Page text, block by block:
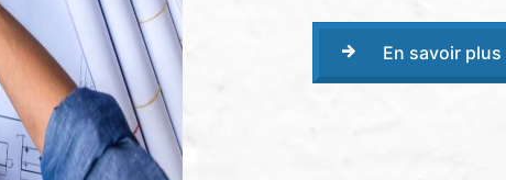
En savoir plus